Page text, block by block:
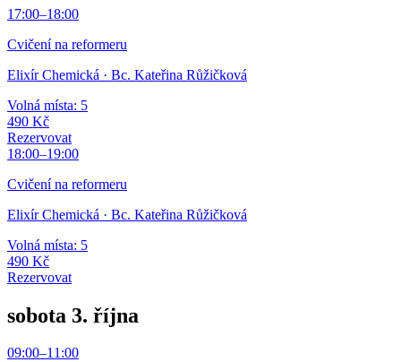
17:00–18:00
Cvičení na reformeru
Elixír Chemická · Bc. Kateřina Růžičková
Volná místa: 5
490 Kč
Rezervovat
18:00–19:00
Cvičení na reformeru
Elixír Chemická · Bc. Kateřina Růžičková
Volná místa: 5
490 Kč
Rezervovat
sobota 3. října
09:00–11:00